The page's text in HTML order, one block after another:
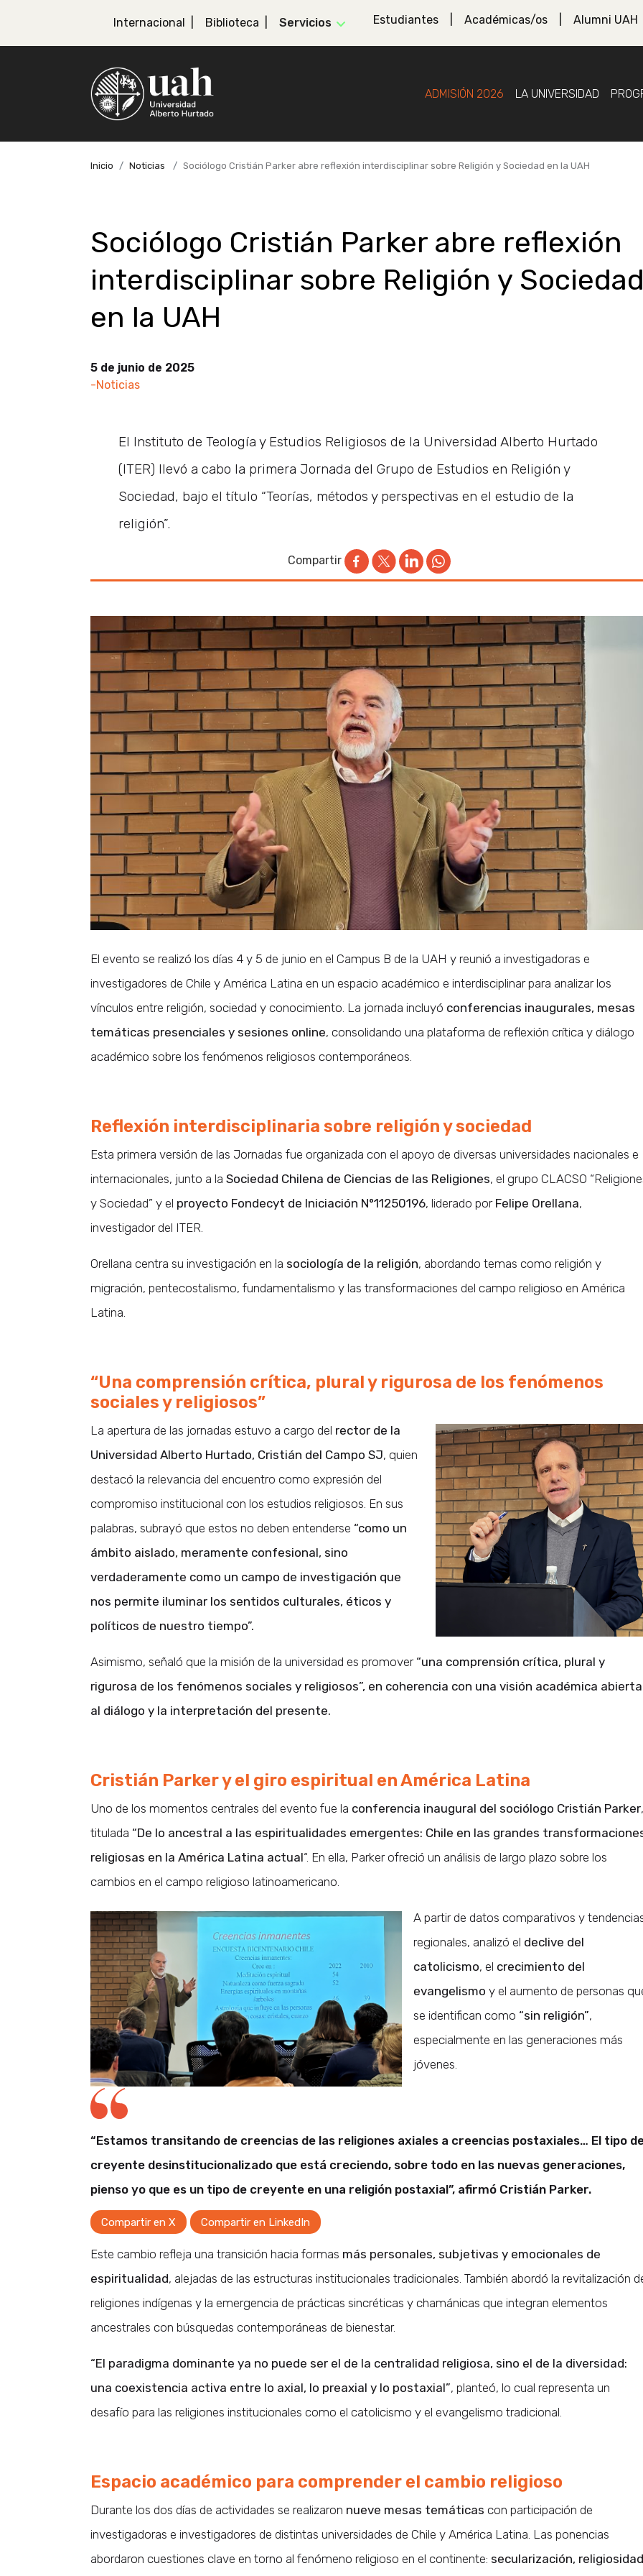
Internacional Biblioteca Servicios Estudiantes Académicas/os Alumni UAH
ADMISIÓN 2026 LA UNIVERSIDAD
Inicio Noticias Sociólogo Cristián Parker abre reflexión interdisciplinar sobre Religión y Sociedad en la UAH
Sociólogo Cristián Parker abre reflexión
interdisciplinar sobre Religión y
en la UAH
5 de junio de 2025
-Noticias
El Instituto de Teología y Estudios Religiosos de la Universidad Alberto Hurtado
(ITER) llevó a cabo la primera Jornada del Grupo de Estudios en Religión y
Sociedad, bajo el título “Teorías, métodos y perspectivas en el estudio de la
religión”.
Compartir
El evento se realizó los días 4 y 5 de junio en el Campus B de la UAH y reunió a investigadoras e
investigadores de Chile y América Latina en un espacio académico e interdisciplinar para analizar los
vínculos entre religión, sociedad y conocimiento. La jornada incluyó conferencias inaugurales, mesas
temáticas presenciales y sesiones online, consolidando una plataforma de reflexión crítica y diálogo
académico sobre los fenómenos religiosos contemporáneos.
Reflexión interdisciplinaria sobre religión y sociedad
Esta primera versión de las Jornadas fue organizada con el apoyo de diversas universidades nacionales e
internacionales, junto a la Sociedad Chilena de Ciencias de las Religiones, el grupo CLACSO
y Sociedad” y el proyecto Fondecyt de Iniciación N°11250196, liderado por Felipe Orellana,
investigador del ITER.
Orellana centra su investigación en la sociología de la religión, abordando temas como religión y
migración, pentecostalismo, fundamentalismo y las transformaciones del campo religioso en América
Latina.
“Una comprensión crítica, plural y rigurosa de los fenómenos
sociales y religiosos”
La apertura de las jornadas estuvo a cargo del rector de la
Universidad Alberto Hurtado, Cristián del Campo SJ, quien
destacó la relevancia del encuentro como expresión del
compromiso institucional con los estudios religiosos. En sus
palabras, subrayó que estos no deben entenderse “como un
ámbito aislado, meramente confesional, sino
verdaderamente como un campo de investigación que
nos permite iluminar los sentidos culturales, éticos y
políticos de nuestro tiempo”.
Asimismo, señaló que la misión de la universidad es promover “una comprensión crítica, plural y
rigurosa de los fenómenos sociales y religiosos”, en coherencia con una visión académica abierta
al diálogo y la interpretación del presente.
Cristián Parker y el giro espiritual en América Latina
Uno de los momentos centrales del evento fue la conferencia inaugural del sociólogo Cristián Parker,
titulada “De lo ancestral a las espiritualidades emergentes: Chile en las grandes
religiosas en la América Latina actual“. En ella, Parker ofreció un análisis de largo plazo sobre los
cambios en el campo religioso latinoamericano.
A partir de datos comparativos y
regionales, analizó el declive del
catolicismo, el crecimiento del
evangelismo y el aumento de personas
se identifican como “sin religión”,
especialmente en las generaciones más
jóvenes.
“Estamos transitando de creencias de las religiones axiales a creencias postaxiales… El tipo
creyente desinstitucionalizado que está creciendo, sobre todo en las nuevas generaciones,
pienso yo que es un tipo de creyente en una religión postaxial”, afirmó Cristián Parker.
Compartir en X Compartir en LinkedIn
Este cambio refleja una transición hacia formas más personales, subjetivas y emocionales de
espiritualidad, alejadas de las estructuras institucionales tradicionales. También abordó la revitalización
religiones indígenas y la emergencia de prácticas sincréticas y chamánicas que integran elementos
ancestrales con búsquedas contemporáneas de bienestar.
“El paradigma dominante ya no puede ser el de la centralidad religiosa, sino el de la diversidad:
una coexistencia activa entre lo axial, lo preaxial y lo postaxial”, planteó, lo cual representa un
desafío para las religiones institucionales como el catolicismo y el evangelismo tradicional.
Espacio académico para comprender el cambio religioso
Durante los dos días de actividades se realizaron nueve mesas temáticas con participación de
investigadoras e investigadores de distintas universidades de Chile y América Latina. Las ponencias
abordaron cuestiones clave en torno al fenómeno religioso en el continente: secularización, religiosidad